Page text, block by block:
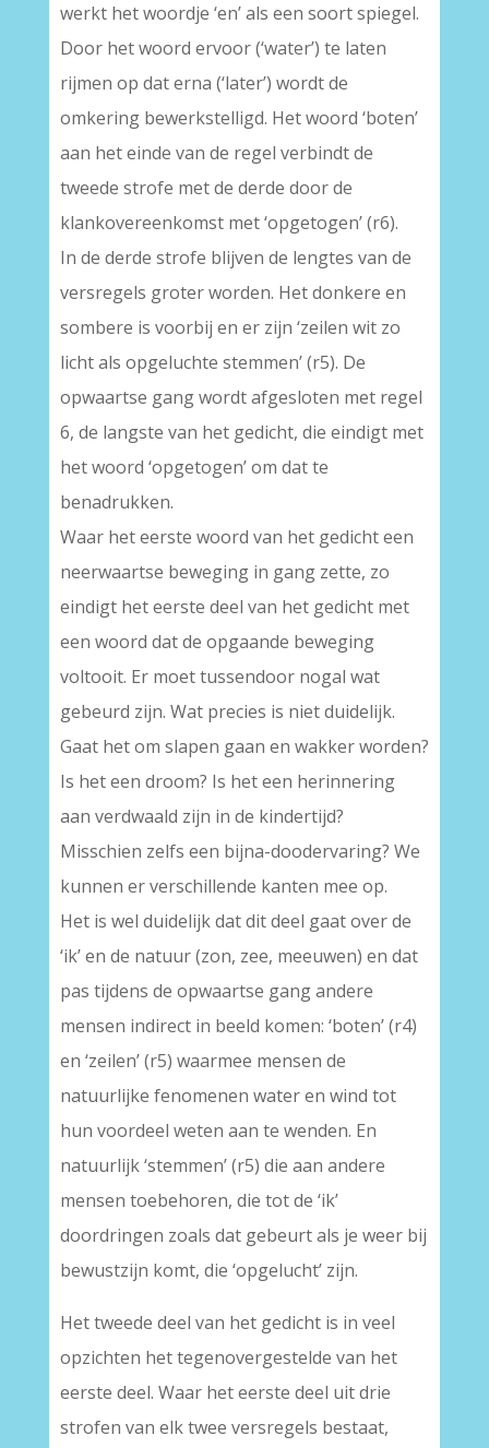
werkt het woordje ‘en’ als een soort spiegel.
Door het woord ervoor (‘water’) te laten
rijmen op dat erna (‘later’) wordt de
omkering bewerkstelligd. Het woord ‘boten’
aan het einde van de regel verbindt de
tweede strofe met de derde door de
klankovereenkomst met ‘opgetogen’ (r6).
In de derde strofe blijven de lengtes van de
versregels groter worden. Het donkere en
sombere is voorbij en er zijn ‘zeilen wit zo
licht als opgeluchte stemmen’ (r5). De
opwaartse gang wordt afgesloten met regel
6, de langste van het gedicht, die eindigt met
het woord ‘opgetogen’ om dat te
benadrukken.
Waar het eerste woord van het gedicht een
neerwaartse beweging in gang zette, zo
eindigt het eerste deel van het gedicht met
een woord dat de opgaande beweging
voltooit. Er moet tussendoor nogal wat
gebeurd zijn. Wat precies is niet duidelijk.
Gaat het om slapen gaan en wakker worden?
Is het een droom? Is het een herinnering
aan verdwaald zijn in de kindertijd?
Misschien zelfs een bijna-doodervaring? We
kunnen er verschillende kanten mee op.
Het is wel duidelijk dat dit deel gaat over de
‘ik’ en de natuur (zon, zee, meeuwen) en dat
pas tijdens de opwaartse gang andere
mensen indirect in beeld komen: ‘boten’ (r4)
en ‘zeilen’ (r5) waarmee mensen de
natuurlijke fenomenen water en wind tot
hun voordeel weten aan te wenden. En
natuurlijk ‘stemmen’ (r5) die aan andere
mensen toebehoren, die tot de ‘ik’
doordringen zoals dat gebeurt als je weer bij
bewustzijn komt, die ‘opgelucht’ zijn.
Het tweede deel van het gedicht is in veel
opzichten het tegenovergestelde van het
eerste deel. Waar het eerste deel uit drie
strofen van elk twee versregels bestaat,